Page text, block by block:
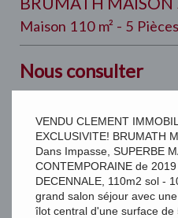
Maison 110 m² - 5
Nous consulter
VENDU CLEMENT
EXCLUSIVITE! BRUMATH
Dans Impasse, SUPERBE
CONTEMPORAINE de
DECENNALE, 110m2 sol -
grand salon séjour avec
îlot central d'une surface